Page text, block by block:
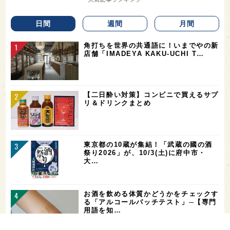
日間 週間 月間
角打ちを世界の共通語に！いまでやの新
店舗「IMADEYA KAKU-UCHI T…
【二日酔い対策】コンビニで買えるサプ
リ＆ドリンクまとめ
東京都の10蔵が集結！「武蔵の國の酒
祭り2026」が、10/3(土)に府中市・
大…
お酒を飲める体質かどうかをチェックす
る「アルコールパッチテスト」─【専門
用語を知…